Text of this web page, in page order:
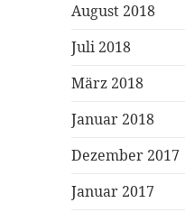
August 2018
Juli 2018
März 2018
Januar 2018
Dezember 2017
Januar 2017